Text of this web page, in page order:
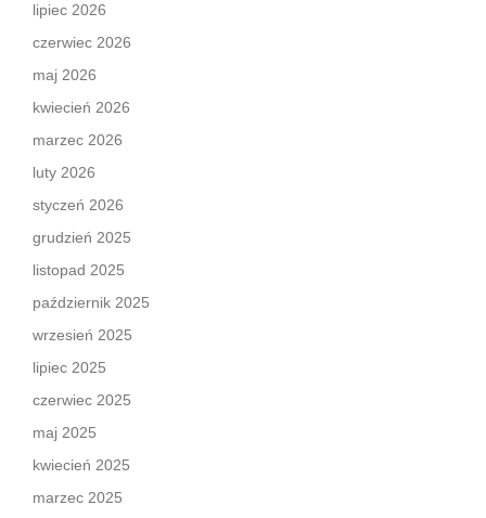
lipiec 2026
czerwiec 2026
maj 2026
kwiecień 2026
marzec 2026
luty 2026
styczeń 2026
grudzień 2025
listopad 2025
październik 2025
wrzesień 2025
lipiec 2025
czerwiec 2025
maj 2025
kwiecień 2025
marzec 2025